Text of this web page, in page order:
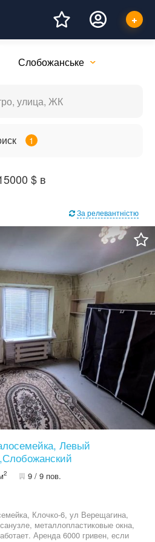
Слобожанське
1
$ в
За релевантністю
Левый
2 9 / 9 пов.
Клочко-6, ул Верещагина,
металлопластиковые окна,
Аренда 6000 гривен, если